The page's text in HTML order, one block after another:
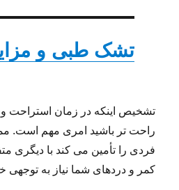
تشک طبی و
تشخیص اینکه در زمان استراحت
راحت تر باشید امری مهم است.
فردی را تأمین می کند با دیگری
کمر و دردهای شما نیاز به توجهی